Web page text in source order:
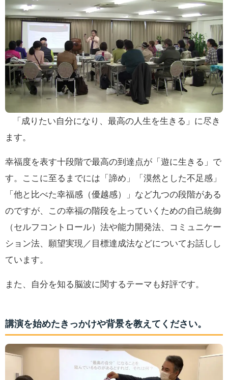
「成りたい自分になり、最高の人生を生きる」に尽き
ます。
幸福度を表す十段階で最高の到達点が「遊に生きる」で
す。ここに至るまでには「諦め」「漠然とした不足感」
「他と比べた幸福感（優越感）」など九つの段階がある
のですが、この幸福の階段を上っていくための自己統御
（セルフコントロール）法や能力開発法、コミュニケー
ション法、願望実現／目標達成法などについてお話しし
ています。
また、自分を知る脳波に関するテーマも好評です。
講演を始めたきっかけや背景を教えてください。